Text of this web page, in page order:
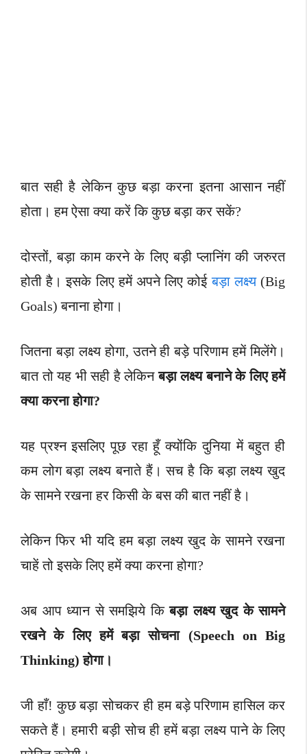
बात सही है लेकिन कुछ बड़ा करना इतना आसान नहीं
होता। हम ऐसा क्या करें कि कुछ बड़ा कर सकें?
दोस्तों, बड़ा काम करने के लिए बड़ी प्लानिंग की जरुरत
होती है। इसके लिए हमें अपने लिए कोईबड़ा लक्ष्य(Big
Goals) बनाना होगा।
जितना बड़ा लक्ष्य होगा, उतने ही बड़े परिणाम हमें मिलेंगे।
बात तो यह भी सही है लेकिनबड़ा लक्ष्य बनाने के लिए हमें
क्या करना होगा?
यह प्रश्न इसलिए पूछ रहा हूँ क्योंकि दुनिया में बहुत ही
कम लोग बड़ा लक्ष्य बनाते हैं।सच है कि बड़ा लक्ष्य खुद
के सामने रखना हर किसी के बस की बात नहीं है।
लेकिन फिर भी यदि हम बड़ा लक्ष्य खुद के सामने रखना
चाहें तो इसके लिए हमें क्या करना होगा?
अब आप ध्यान से समझिये किबड़ा लक्ष्य खुद के सामने
रखने के लिए हमें बड़ा सोचना (Speech on Big
Thinking) होगा।
जी हाँ! कुछ बड़ा सोचकर ही हम बड़े परिणाम हासिल कर
सकते हैं। हमारी बड़ी सोच ही हमें बड़ा लक्ष्य पाने के लिए